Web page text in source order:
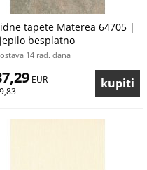
tapete Materea 64705 |
besplatno
14 rad. dana
EUR